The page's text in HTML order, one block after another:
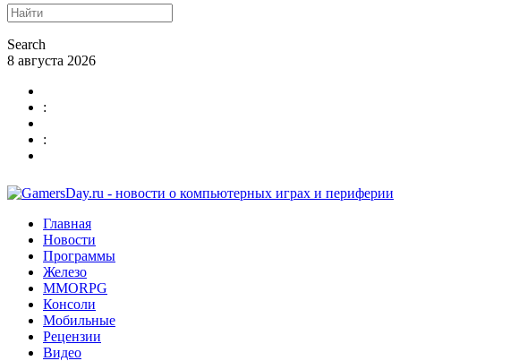
Search
8 августа 2026
:
:
Главная
Новости
Программы
Железо
MMORPG
Консоли
Мобильные
Рецензии
Видео